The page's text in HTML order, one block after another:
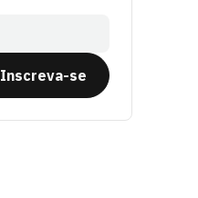
Inscreva-se